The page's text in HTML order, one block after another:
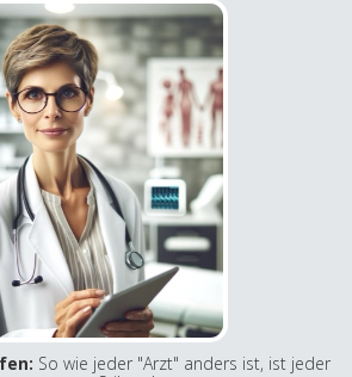
So wie jeder "Arzt" anders ist, ist jeder